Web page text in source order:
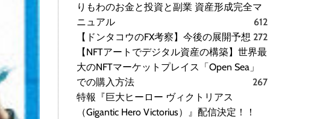
りもわのお金と投資と副業 資産形成完全マ
ニュアル
612
【ドンタコウのFX考察】今後の展開予想 272
【NFTアートでデジタル資産の構築】世界最
大のNFTマーケットプレイス「Open Sea」
での購入方法
267
特報『巨大ヒーロー ヴィクトリアス
（Gigantic Hero Victorius）』配信決定！！